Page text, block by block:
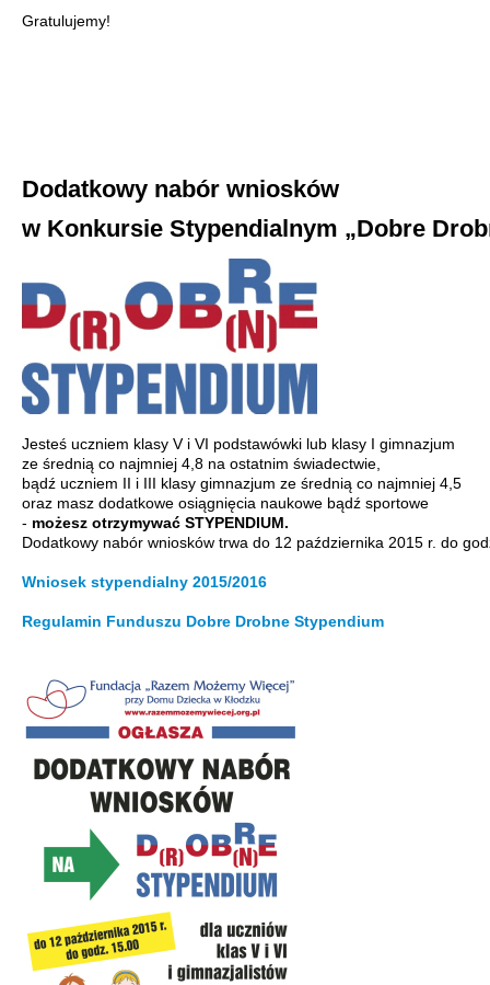
Gratulujemy!
Dodatkowy nabór wniosków
w Konkursie Stypendialnym „Dobre
Jesteś uczniem klasy V i VI podstawówki lub klasy I gimnazjum
ze średnią co najmniej 4,8 na ostatnim świadectwie,
bądź uczniem II i III klasy gimnazjum ze średnią co najmniej 4,5
oraz masz dodatkowe osiągnięcia naukowe bądź sportowe
- możesz otrzymywać STYPENDIUM.
Dodatkowy nabór wniosków trwa do 12 października 2015 r. do
Wniosek stypendialny 2015/2016
Regulamin Funduszu Dobre Drobne Stypendium